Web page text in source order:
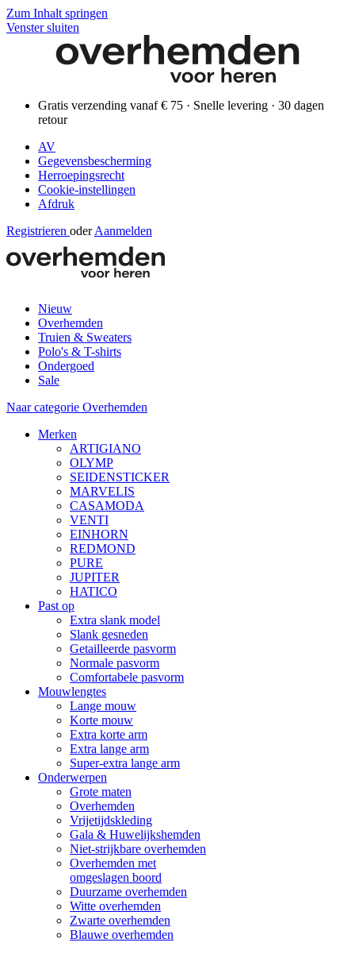
Zum Inhalt springen
Venster sluiten
Gratis verzending vanaf € 75 · Snelle levering · 30 dagen
retour
AV
Gegevensbescherming
Herroepingsrecht
Cookie-instellingen
Afdruk
Registrieren oder Aanmelden
Nieuw
Overhemden
Truien & Sweaters
Polo's & T-shirts
Ondergoed
Sale
Naar categorie Overhemden
Merken
ARTIGIANO
OLYMP
SEIDENSTICKER
MARVELIS
CASAMODA
VENTI
EINHORN
REDMOND
PURE
JUPITER
HATICO
Past op
Extra slank model
Slank gesneden
Getailleerde pasvorm
Normale pasvorm
Comfortabele pasvorm
Mouwlengtes
Lange mouw
Korte mouw
Extra korte arm
Extra lange arm
Super-extra lange arm
Onderwerpen
Grote maten
Overhemden
Vrijetijdskleding
Gala & Huwelijkshemden
Niet-strijkbare overhemden
Overhemden met
omgeslagen boord
Duurzame overhemden
Witte overhemden
Zwarte overhemden
Blauwe overhemden